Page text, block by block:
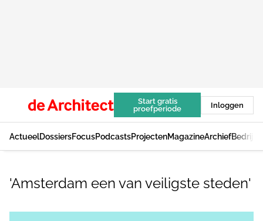
Start gratis
proefperiode
Inloggen
ActueelDossiersFocusPodcastsProjectenMagazineArchief
'Amsterdam een van veiligste steden'